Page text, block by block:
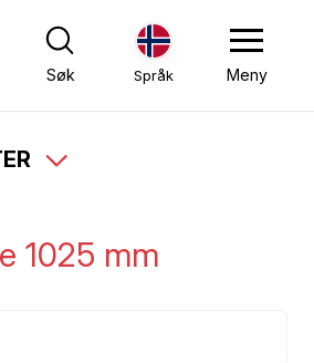
Søk Språk Meny
1025 mm